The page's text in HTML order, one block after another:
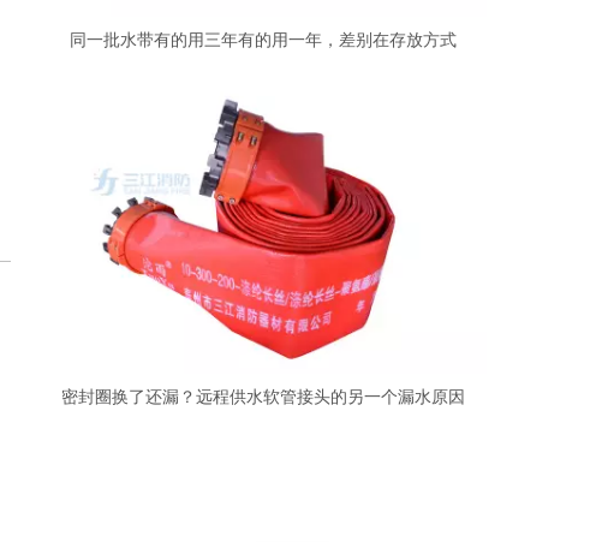
同一批水带有的用三年有的用一年，差别在存放方式
密封圈换了还漏？远程供水软管接头的另一个漏水原因